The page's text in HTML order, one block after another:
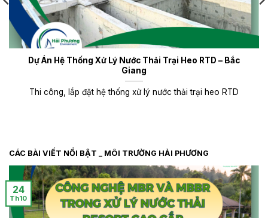
Dự Án Hệ Thống Xử Lý Nước Thải Trại Heo RTD – Bắc
Giang
Thi công, lắp đặt hệ thống xử lý nước thải trại heo RTD
CÁC BÀI VIẾT NỔI BẬT _ MÔI TRƯỜNG HẢI PHƯƠNG
24
Th10